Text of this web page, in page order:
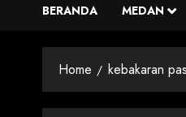
BERANDA MEDAN
Home kebakaran